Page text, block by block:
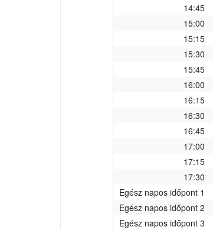
14:45
15:00
15:15
15:30
15:45
16:00
16:15
16:30
16:45
17:00
17:15
17:30
Egész napos időpont 1
Egész napos időpont 2
Egész napos időpont 3